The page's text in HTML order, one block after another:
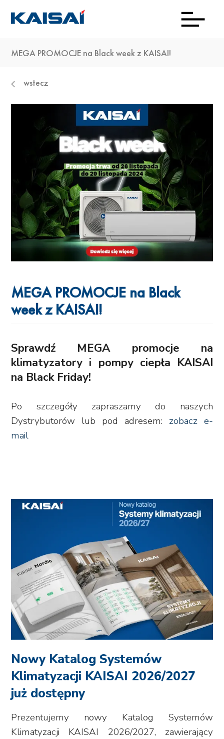
MEGA PROMOCJE na Black week z KAISAI!
wstecz
MEGA PROMOCJE na Black
week z KAISAI!
Sprawdź MEGA promocje na
klimatyzatory i pompy ciepła KAISAI
na Black Friday!
Po szczegóły zapraszamy do naszych
Dystrybutorów lub pod adresem: zobacz e-
mail
Nowy Katalog Systemów
Klimatyzacji KAISAI 2026/2027
już dostępny
Prezentujemy nowy Katalog Systemów
Klimatyzacji KAISAI 2026/2027, zawierający